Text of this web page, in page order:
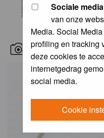
Sociale
van onze
Media. Social
profiling en tracking
deze cookies te
internetgedrag
social media.
Cookie
RECENT BIRD